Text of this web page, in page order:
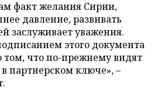
факт желания Сирии,
давление, развивать
заслуживает уважения.
этого документа
том, что по-прежнему видят
партнерском ключе», –